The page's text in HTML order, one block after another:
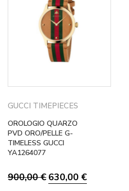
GUCCI TIMEPIECES
OROLOGIO QUARZO
PVD ORO/PELLE G-
TIMELESS GUCCI
YA1264077
900,00€ Il
prezzo
630,00 €Il
prezzo